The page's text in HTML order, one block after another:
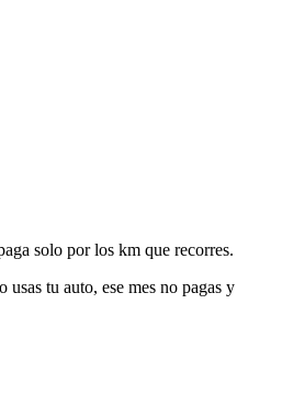
solo por los km que recorres.
tu auto, ese mes no pagas y